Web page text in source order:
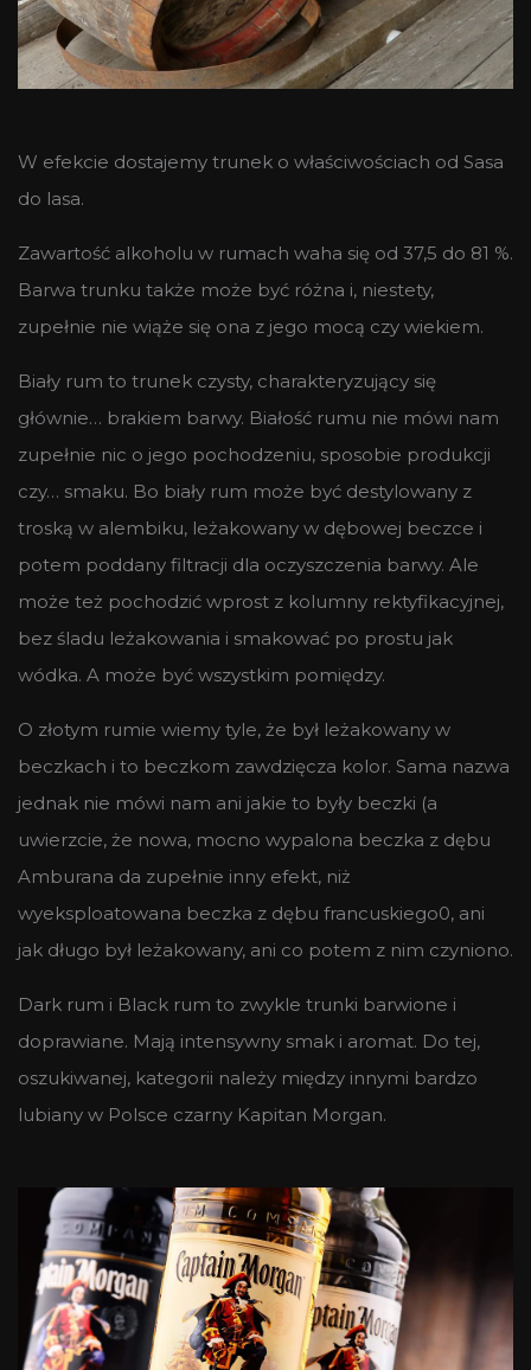
W efekcie dostajemy trunek o właściwościach od Sasa
do lasa.
Zawartość alkoholu w rumach waha się od 37,5 do 81 %.
Barwa trunku także może być różna i, niestety,
zupełnie nie wiąże się ona z jego mocą czy wiekiem.
Biały rum to trunek czysty, charakteryzujący się
głównie… brakiem barwy. Białość rumu nie mówi nam
zupełnie nic o jego pochodzeniu, sposobie produkcji
czy… smaku. Bo biały rum może być destylowany z
troską w alembiku, leżakowany w dębowej beczce i
potem poddany filtracji dla oczyszczenia barwy. Ale
może też pochodzić wprost z kolumny rektyfikacyjnej,
bez śladu leżakowania i smakować po prostu jak
wódka. A może być wszystkim pomiędzy.
O złotym rumie wiemy tyle, że był leżakowany w
beczkach i to beczkom zawdzięcza kolor. Sama nazwa
jednak nie mówi nam ani jakie to były beczki (a
uwierzcie, że nowa, mocno wypalona beczka z dębu
Amburana da zupełnie inny efekt, niż
wyeksploatowana beczka z dębu francuskiego0, ani
jak długo był leżakowany, ani co potem z nim czyniono.
Dark rum i Black rum to zwykle trunki barwione i
doprawiane. Mają intensywny smak i aromat. Do tej,
oszukiwanej, kategorii należy między innymi bardzo
lubiany w Polsce czarny Kapitan Morgan.